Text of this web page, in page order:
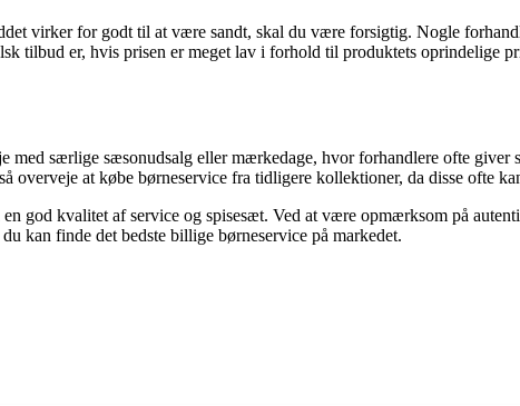
virker for godt til at være sandt, skal du være forsigtig. Nogle
tilbud er, hvis prisen er meget lav i forhold til produktets oprindelige
særlige sæsonudsalg eller mærkedage, hvor forhandlere ofte giver
at købe børneservice fra tidligere kollektioner, da disse ofte
god kvalitet af service og spisesæt. Ved at være opmærksom på
kan finde det bedste billige børneservice på markedet.